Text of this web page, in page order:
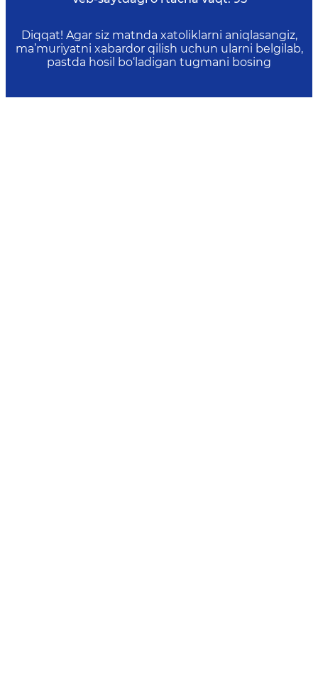
Diqqat! Agar siz matnda xatoliklarni aniqlasangiz,
ma’muriyatni xabardor qilish uchun ularni belgilab,
pastda hosil bo‘ladigan tugmani bosing